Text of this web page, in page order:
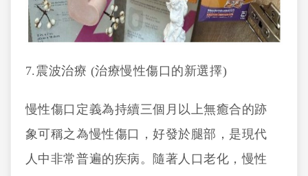
7.震波治療 (治療慢性傷口的新選擇)
慢性傷口定義為持續三個月以上無癒合的跡
象可稱之為慢性傷口，好發於腿部，是現代
人中非常普遍的疾病。隨著人口老化，慢性